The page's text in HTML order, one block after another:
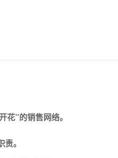
”的销售网络。
。